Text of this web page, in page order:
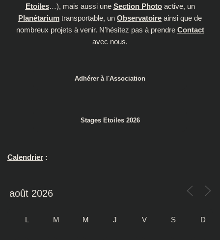
Etoiles…), mais aussi une Section Photoactive, un
Planétarium transportable, un Observatoire ainsi que de
nombreux projets à venir. N'hésitez pas à prendre Contact
avec nous.
Adhérer à l'Association
Stages Etoiles 2026
Calendrier :
L M M J V S D